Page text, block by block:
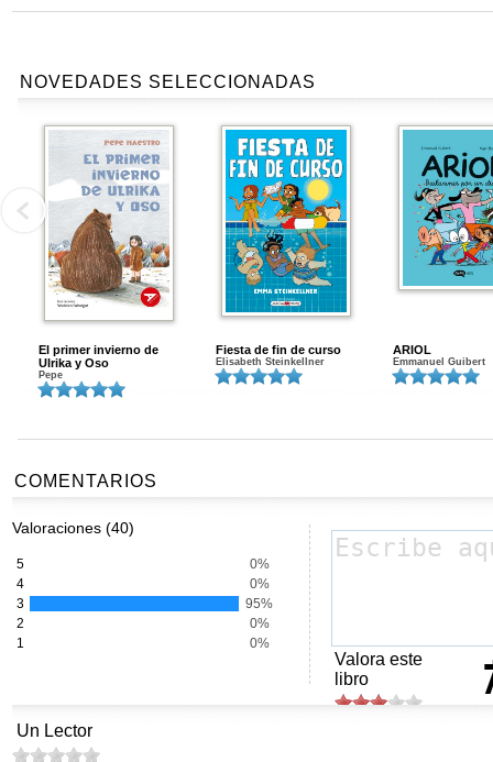
NOVEDADES SELECCIONADAS
El primer invierno de
Ulrika y Oso
Pepe
Fiesta de fin de curso
Elisabeth Steinkellner
ARIOL
Emmanuel Guibert
COMENTARIOS
Valoraciones (40)
5
0%
4
0%
3
95%
2
0%
1
0%
Valora este
libro
Un Lector